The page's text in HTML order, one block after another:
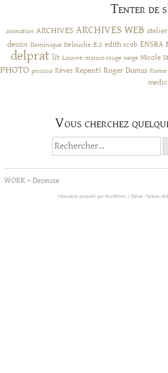
Tenter de
animation ARCHIVES ARCHIVES WEB atelier
dessin Dominique Delouche E.S edith scob ENSBA
delprat lit Louvre maison rouge neige NIcole
PHOTO picasso Rêves Repenti Roger Dumas Rome
Vous cherchez
Rechercher :
WORK>Dezeuze
Fièrement propulsé par WordPress. Thème : helene-